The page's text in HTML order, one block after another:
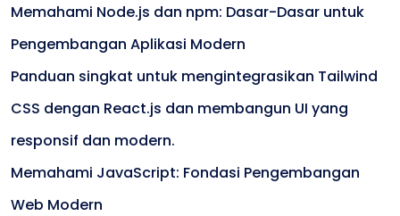
Memahami Node.js dan npm: Dasar-Dasar untuk
Pengembangan Aplikasi Modern
Panduan singkat untuk mengintegrasikan Tailwind
CSS dengan React.js dan membangun UI yang
responsif dan modern.
Memahami JavaScript: Fondasi Pengembangan
Web Modern